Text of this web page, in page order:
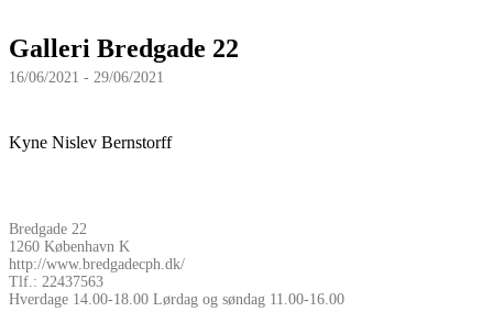
Galleri Bredgade 22
16/06/2021 - 29/06/2021
Kyne Nislev Bernstorff
Bredgade 22
1260 København K
http://www.bredgadecph.dk/
Tlf.: 22437563
Hverdage 14.00-18.00 Lørdag og søndag 11.00-16.00